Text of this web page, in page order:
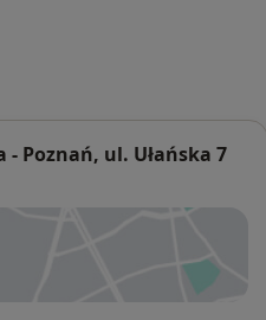
Poznań, ul. Ułańska 7
nowej karcie